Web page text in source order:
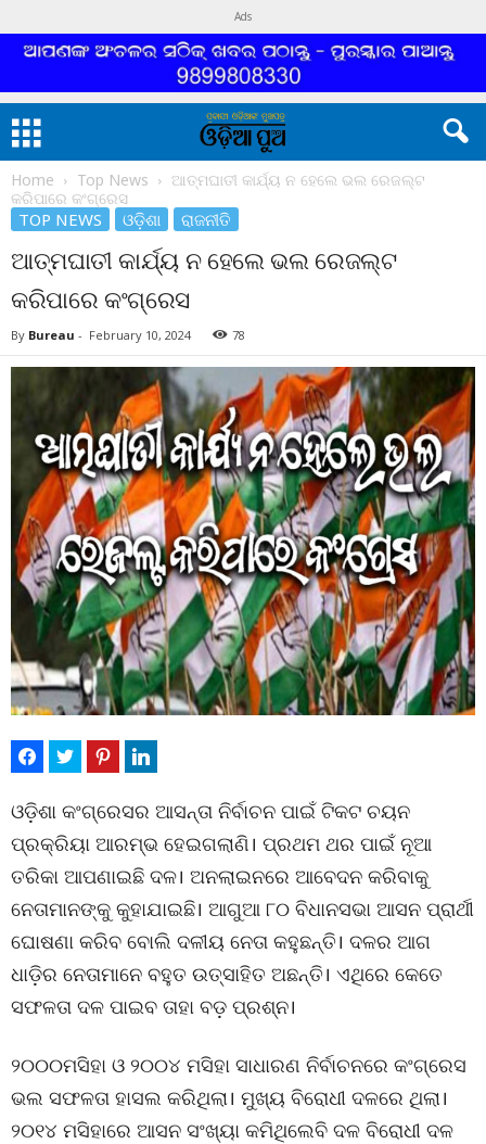
Ads
Home Top News
ଆତ୍ମଘାତୀ କାର୍ଯ୍ୟ ନ ହେଲେ ଭଲ ରେଜଲ୍ଟ
କରିପାରେ କଂଗ୍ରେସ
TOP NEWS ଓଡ଼ିଶା ରାଜନୀତି
ଆତ୍ମଘାତୀ କାର୍ଯ୍ୟ ନ ହେଲେ ଭଲ ରେଜଲ୍ଟ
କରିପାରେ କଂଗ୍ରେସ
By Bureau - February 10, 2024 78
ଓଡ଼ିଶା କଂଗ୍ରେସର ଆସନ୍ତା ନିର୍ବାଚନ ପାଇଁ ଟିକଟ ଚୟନ
ପ୍ରକ୍ରିୟା ଆରମ୍ଭ ହେଇଗଲାଣି। ପ୍ରଥମ ଥର ପାଇଁ ନୂଆ
ତରିକା ଆପଣାଇଛି ଦଳ। ଅନଲାଇନରେ ଆବେଦନ କରିବାକୁ
ନେତାମାନଙ୍କୁ କୁହାଯାଇଛି। ଆଗୁଆ ୮୦ ବିଧାନସଭା ଆସନ ପ୍ରାର୍ଥୀ
ଘୋଷଣା କରିବ ବୋଲି ଦଳୀୟ ନେତା କହୁଛନ୍ତି। ଦଳର ଆଗ
ଧାଡ଼ିର ନେତାମାନେ ବହୁତ ଉତ୍ସାହିତ ଅଛନ୍ତି। ଏଥିରେ କେତେ
ସଫଳତା ଦଳ ପାଇବ ତାହା ବଡ଼ ପ୍ରଶ୍ନ।
୨୦୦୦ମସିହା ଓ ୨୦୦୪ ମସିହା ସାଧାରଣ ନିର୍ବାଚନରେ କଂଗ୍ରେସ
ଭଲ ସଫଳତା ହାସଲ କରିଥିଲା। ମୁଖ୍ୟ ବିରୋଧୀ ଦଳରେ ଥିଲା।
୨୦୧୪ ମସିହାରେ ଆସନ ସଂଖ୍ୟା କମିଥିଲେବି ଦଳ ବିରୋଧୀ ଦଳ